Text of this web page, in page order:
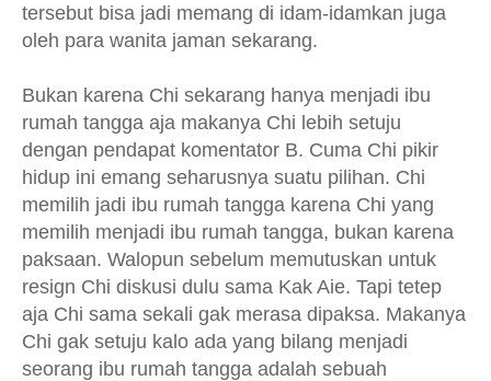
tersebut bisa jadi memang di idam-idamkan juga
oleh para wanita jaman sekarang.
Bukan karena Chi sekarang hanya menjadi ibu
rumah tangga aja makanya Chi lebih setuju
dengan pendapat komentator B. Cuma Chi pikir
hidup ini emang seharusnya suatu pilihan. Chi
memilih jadi ibu rumah tangga karena Chi yang
memilih menjadi ibu rumah tangga, bukan karena
paksaan. Walopun sebelum memutuskan untuk
resign Chi diskusi dulu sama Kak Aie. Tapi tetep
aja Chi sama sekali gak merasa dipaksa. Makanya
Chi gak setuju kalo ada yang bilang menjadi
seorang ibu rumah tangga adalah sebuah